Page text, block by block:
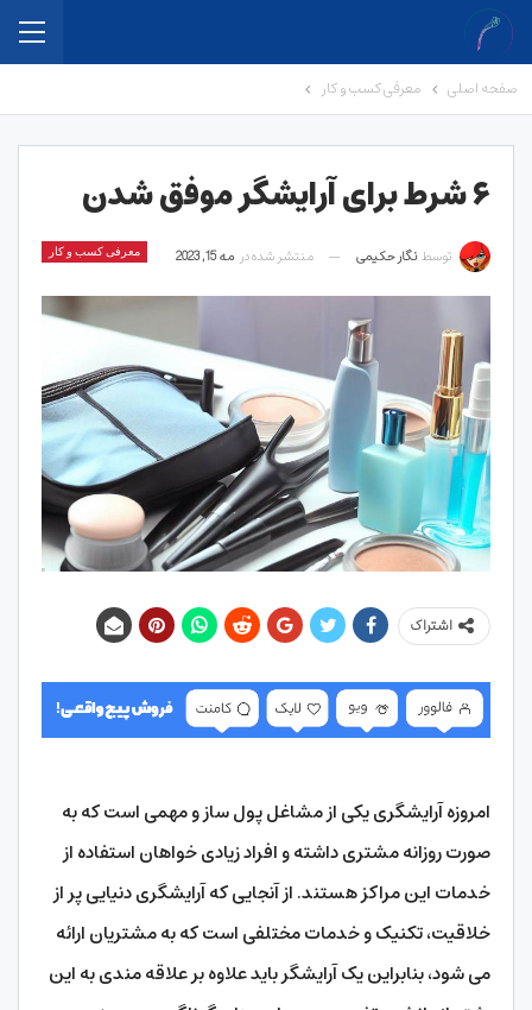
صفحه اصلی معرفی کسب و کار
۶ شرط برای آرایشگر موفق شدن
معرفی کسب و کار توسط نگار حکیمی منتشر شده در مه 15, 2023
اشتراک
امروزه آرایشگری یکی از مشاغل پول ساز و مهمی است که به
صورت روزانه مشتری داشته و افراد زیادی خواهان استفاده از
خدمات این مراکز هستند. از آنجایی که آرایشگری دنیایی پر از
خلاقیت، تکنیک و خدمات مختلفی است که به مشتریان ارائه
می شود، بنابراین یک آرایشگر باید علاوه بر علاقه مندی به این